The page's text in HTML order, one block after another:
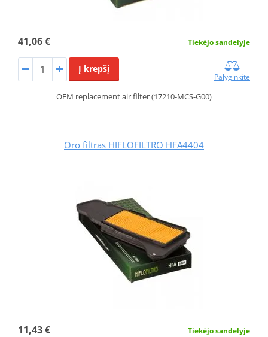
41,06 € Tiekėjo sandelyje
Į krepšį
Palyginkite
OEM replacement air filter (17210-MCS-G00)
Oro filtras HIFLOFILTRO HFA4404
11,43 € Tiekėjo sandelyje